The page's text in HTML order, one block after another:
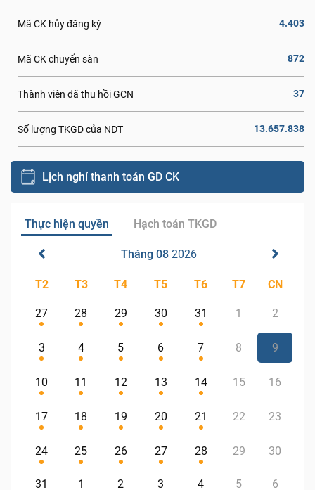
Mã CK hủy đăng ký 4.403
Mã CK chuyển sàn 872
Thành viên đã thu hồi GCN 37
Số lượng TKGD của NĐT 13.657.838
Lịch nghỉ thanh toán GD CK
Thực hiện quyền Hạch toán TKGD
Tháng 08 2026
T2 T3 T4 T5 T6 T7 CN
27 28 29 30 31 1 2
3 4 5 6 7 8 9
10 11 12 13 14 15 16
17 18 19 20 21 22 23
24 25 26 27 28 29 30
31 1 2 3 4 5 6